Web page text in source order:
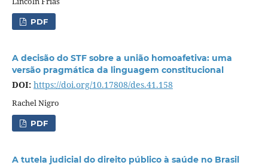
PDF
A decisão do STF sobre a união homoafetiva: uma
versão pragmática da linguagem constitucional
DOI: https://doi.org/10.17808/des.41.158
Rachel Nigro
PDF
A tutela judicial do direito público à saúde no Brasil